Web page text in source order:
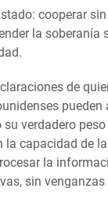
cooperar
la soberanía
de
verdadero
la capacidad de
la
sin